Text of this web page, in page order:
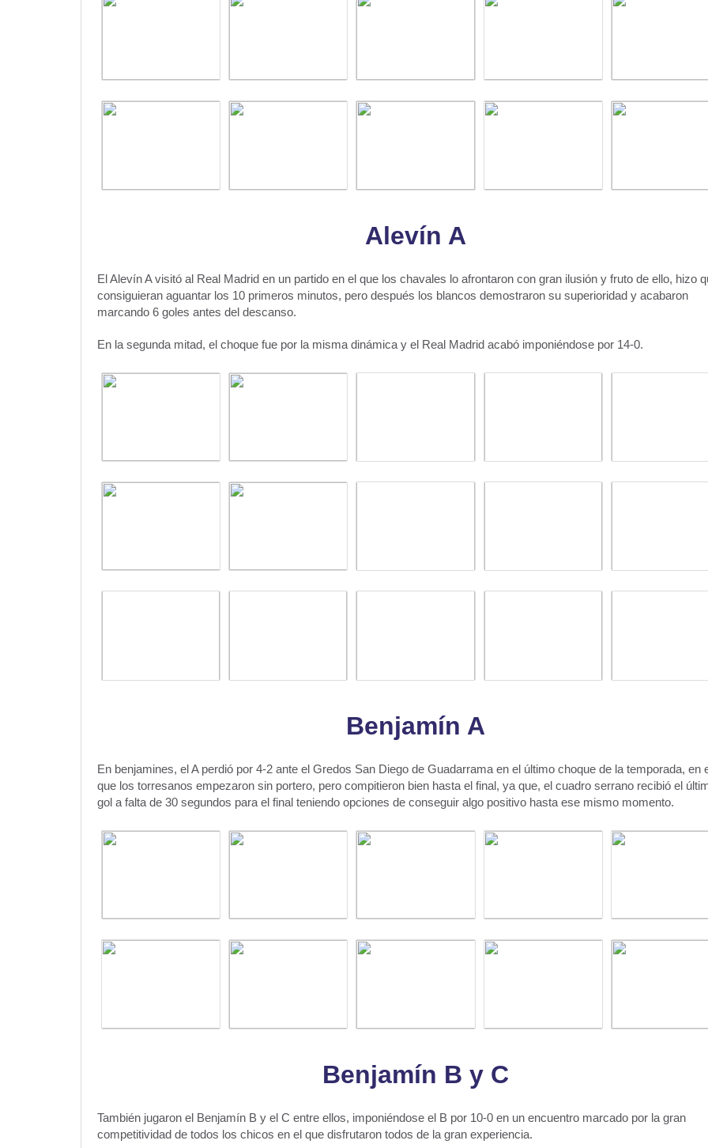
Alevín A
El Alevín A visitó al Real Madrid en un partido en el que los chavales lo afrontaron con gran ilusión y fruto de ello, hizo
consiguieran aguantar los 10 primeros minutos, pero después los blancos demostraron su superioridad y acabaron
marcando 6 goles antes del descanso.
En la segunda mitad, el choque fue por la misma dinámica y el Real Madrid acabó imponiéndose por 14-0.
Benjamín A
En benjamines, el A perdió por 4-2 ante el Gredos San Diego de Guadarrama en el último choque de la temporada, en
que los torresanos empezaron sin portero, pero compitieron bien hasta el final, ya que, el cuadro serrano recibió el
gol a falta de 30 segundos para el final teniendo opciones de conseguir algo positivo hasta ese mismo momento.
Benjamín B y C
También jugaron el Benjamín B y el C entre ellos, imponiéndose el B por 10-0 en un encuentro marcado por la gran
competitividad de todos los chicos en el que disfrutaron todos de la gran experiencia.